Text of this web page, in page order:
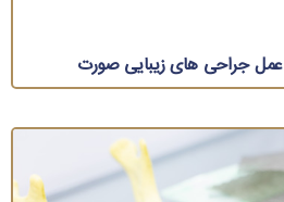
عمل جراحی های زیبایی صورت